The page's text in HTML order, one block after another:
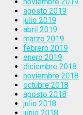
agosto 2019
julio 2019
abril 2019
marzo 2019
febrero 2019
enero 2019
diciembre 2018
noviembre 2018
octubre 2018
agosto 2018
julio 2018
junio 2018